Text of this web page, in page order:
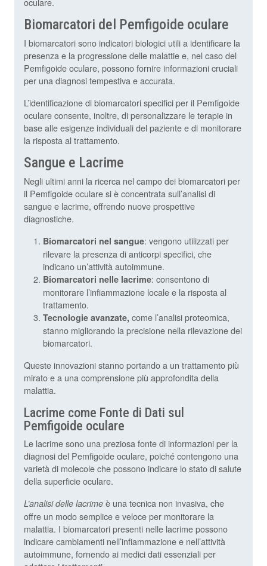
Biomarcatori del Pemfigoide oculare
I biomarcatori sono indicatori biologici utili a identificare la
presenza e la progressione delle malattie e, nel caso del
Pemfigoide oculare, possono fornire informazioni cruciali
per una diagnosi tempestiva e accurata.
L’identificazione di biomarcatori specifici per il Pemfigoide
oculare consente, inoltre, di personalizzare le terapie in
base alle esigenze individuali del paziente e di monitorare
la risposta al trattamento.
Sangue e Lacrime
Negli ultimi anni la ricerca nel campo dei biomarcatori per
il Pemfigoide oculare si è concentrata sull’analisi di
sangue e lacrime, offrendo nuove prospettive
diagnostiche.
Biomarcatori nel sangue: vengono utilizzati per
rilevare la presenza di anticorpi specifici, che
indicano un’attività autoimmune.
Biomarcatori nelle lacrime: consentono di
monitorare l’infiammazione locale e la risposta al
trattamento.
Tecnologie avanzate, come l’analisi proteomica,
stanno migliorando la precisione nella rilevazione dei
biomarcatori.
Queste innovazioni stanno portando a un trattamento più
mirato e a una comprensione più approfondita della
malattia.
Lacrime come Fonte di Dati sul
Pemfigoide oculare
Le lacrime sono una preziosa fonte di informazioni per la
diagnosi del Pemfigoide oculare, poiché contengono una
varietà di molecole che possono indicare lo stato di salute
della superficie oculare.
L’analisi delle lacrime è una tecnica non invasiva, che
offre un modo semplice e veloce per monitorare la
malattia. I biomarcatori presenti nelle lacrime possono
indicare cambiamenti nell’infiammazione e nell’attività
autoimmune, fornendo ai medici dati essenziali per